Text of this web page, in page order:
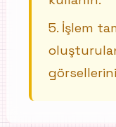
5. İşlem